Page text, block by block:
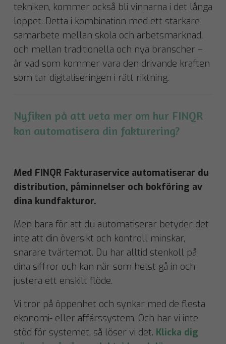
tekniken, kommer också bli vinnarna i det långa
loppet. Detta i kombination med ett starkare
samarbete mellan skola och arbetsmarknad,
och mellan traditionella och nya branscher –
är vad som kommer vara den drivande kraften
som tar digitaliseringen i rätt riktning.
Nyfiken på att veta mer om hur FINQR
kan automatisera din fakturering?
Med FINQR Fakturaservice automatiserar du
distribution, påminnelser och bokföring av
dina kundfakturor.
Men bara för att du automatiserar betyder det
inte att din översikt och kontroll minskar,
snarare tvärtemot. Du har alltid stenkoll på
dina siffror och kan när som helst gå in och
justera ett enskilt flöde.
Vi tror på öppenhet och synkar med de flesta
ekonomi- eller affärssystem. Och har vi inte
stöd för systemet, så löser vi det. Klicka dig